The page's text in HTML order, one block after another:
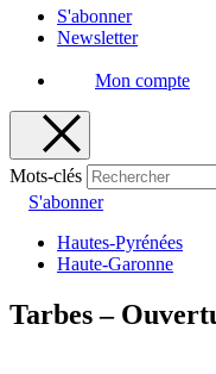
S'abonner
Newsletter
Mon compte
Mots-clés
S'abonner
Hautes-Pyrénées
Haute-Garonne
Tarbes –